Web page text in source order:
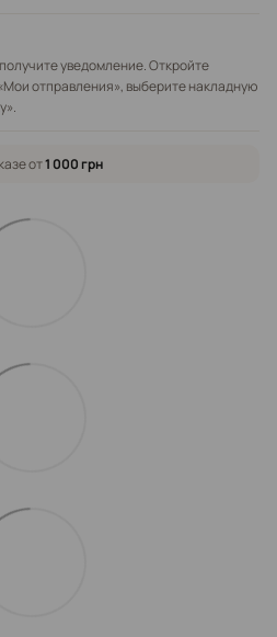
уведомление. Откройте
отправления», выберите накладную
от1 000 грн